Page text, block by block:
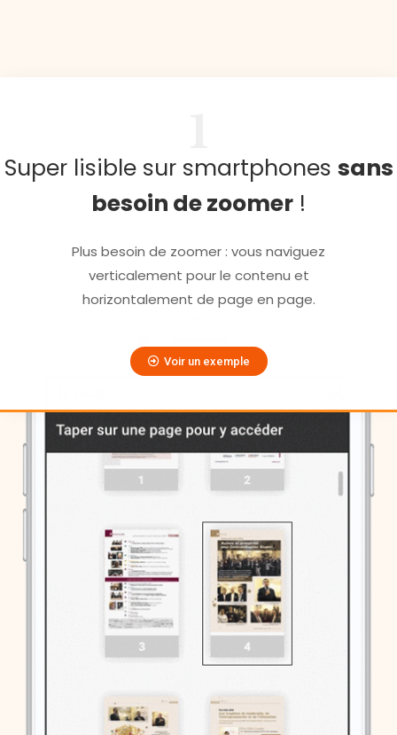
Super lisible sur smartphones sans
besoin de zoomer !
Plus besoin de zoomer : vous naviguez
verticalement pour le contenu et
horizontalement de page en page.
Voir un exemple